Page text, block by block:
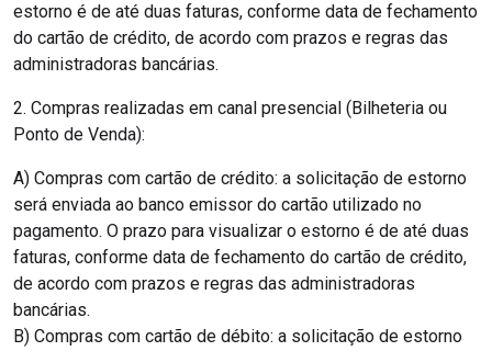
estorno é de até duas faturas, conforme data de fechamento
do cartão de crédito, de acordo com prazos e regras das
administradoras bancárias.
2. Compras realizadas em canal presencial (Bilheteria ou
Ponto de Venda):
A) Compras com cartão de crédito: a solicitação de estorno
será enviada ao banco emissor do cartão utilizado no
pagamento. O prazo para visualizar o estorno é de até duas
faturas, conforme data de fechamento do cartão de crédito,
de acordo com prazos e regras das administradoras
bancárias.
B) Compras com cartão de débito: a solicitação de estorno